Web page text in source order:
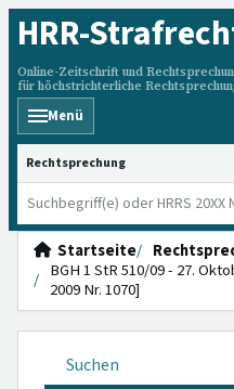
HRR-
Online-Zeitschrift und
für höchstrichterliche
Menü
HRRS durchsuchen
Startseite
BGH 1 StR 510/09 - 27.
2009 Nr. 1070]
Suchen